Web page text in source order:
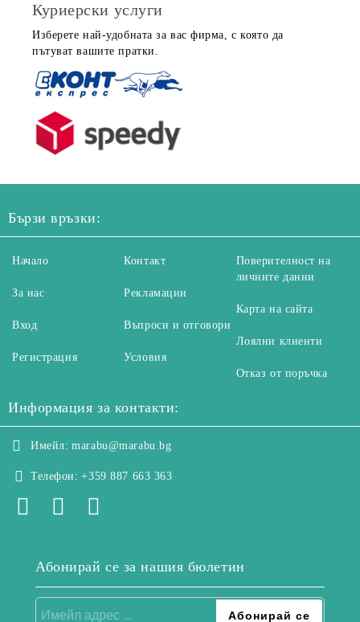
Куриерски услуги
Изберете най-удобната за вас фирма, с която да
пътуват вашите пратки.
Бързи връзки:
Начало
За нас
Вход
Регистрация
Контакт
Рекламации
Въпроси и отговори
Условия
Поверителност на
личните данни
Карта на сайта
Лоялни клиенти
Отказ от поръчка
Информация за контакти:
Имейл: marabu@marabu.bg
Телефон: +359 887 663 363
Абонирай се за нашия бюлетин